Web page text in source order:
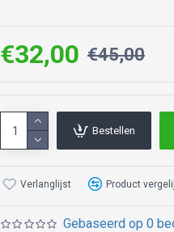
Gebaseerd op 0
€32,00 €45,00
Bestellen
Verlanglijst Product